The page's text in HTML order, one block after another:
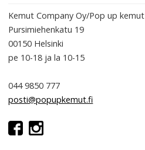
Kemut Company Oy/Pop up kemut
Pursimiehenkatu 19
00150 Helsinki
pe 10-18 ja la 10-15
044 9850 777
posti@popupkemut.fi